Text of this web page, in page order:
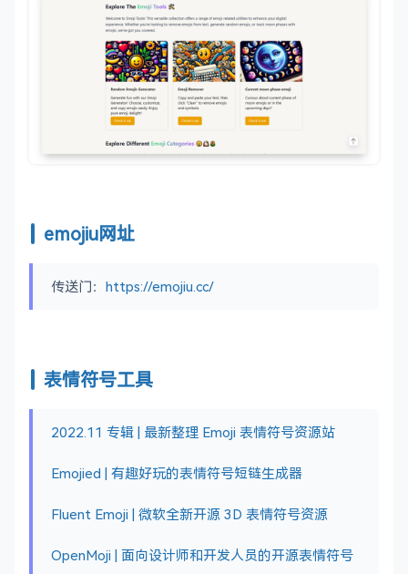
emojiu网址
传送门： https://emojiu.cc/
表情符号工具
2022.11 专辑 | 最新整理 Emoji 表情符号资源站
Emojied | 有趣好玩的表情符号短链生成器
Fluent Emoji | 微软全新开源 3D 表情符号资源
OpenMoji | 面向设计师和开发人员的开源表情符号